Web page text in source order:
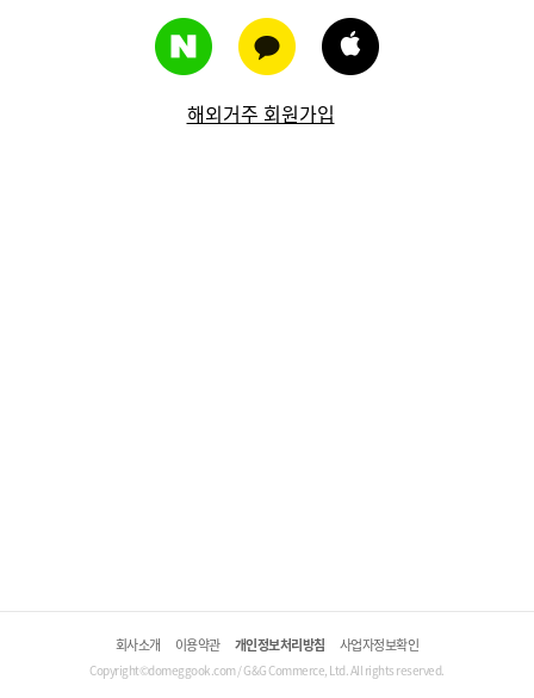
해외거주 회원가입
회사소개 이용약관 개인정보처리방침 사업자정보확인
Copyright©domeggook.com / G&G Commerce, Ltd. All rights reserved.